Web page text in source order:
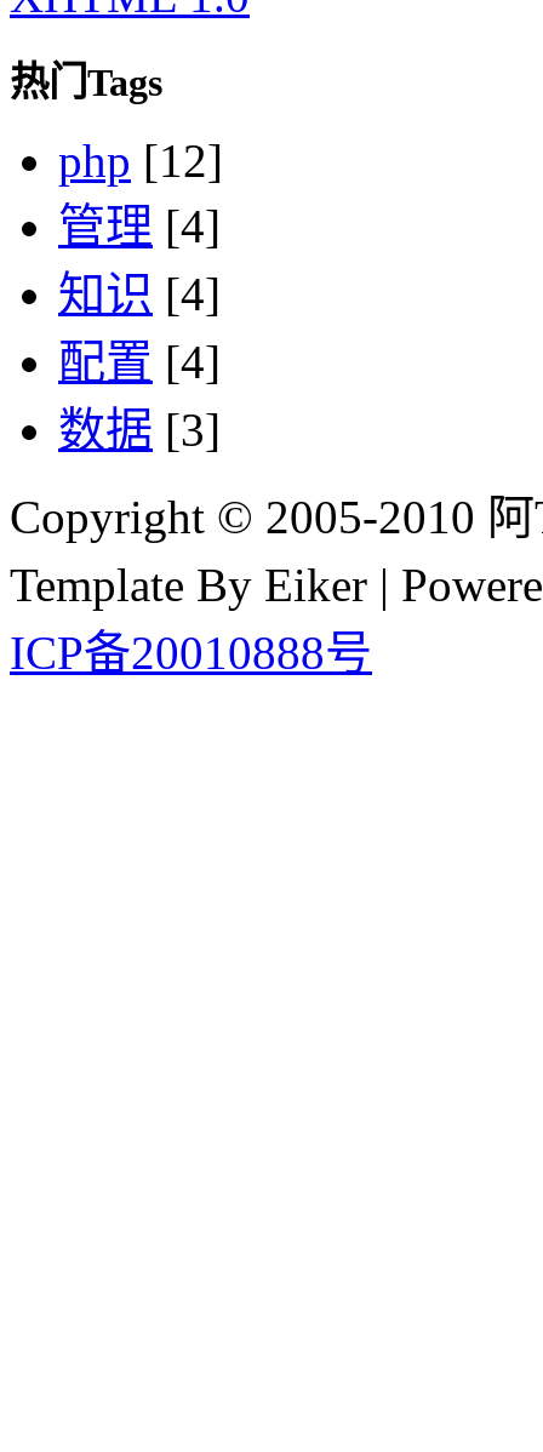
热门Tags
php [12]
管理 [4]
知识 [4]
配置 [4]
数据 [3]
Copyright © 2005-2010
Template By Eiker |
ICP备20010888号